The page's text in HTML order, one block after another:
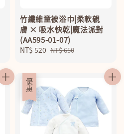
竹纖維童被浴巾|柔軟親
膚 × 吸水快乾|魔法派對
(AA595-01-07)
Sale
NT$ 520 Regular
NT$ 650
優惠